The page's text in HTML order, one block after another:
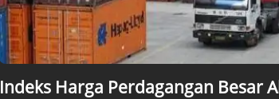
Indeks Harga Perdagangan Besar